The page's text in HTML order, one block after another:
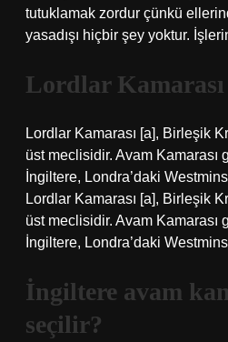
tutuklamak zordur çünkü
yasadışı hiçbir şey yoktur.
Lordlar Kamarası
Lordlar Kamarası [a], Birleşik
üst meclisidir. Avam Kamarası
İngiltere, Londra’daki
Lordlar Kamarası [a], Birleşik
üst meclisidir. Avam Kamarası
İngiltere, Londra’daki
İngiltere avam
seçilir?